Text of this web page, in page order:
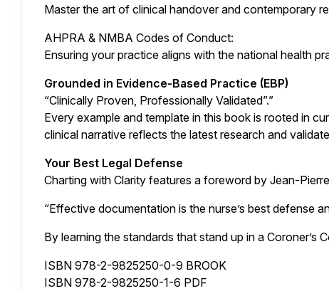
Master the art of clinical handover and contemporary
AHPRA & NMBA Codes of Conduct:
Ensuring your practice aligns with the national health
Grounded in Evidence-Based Practice (EBP)
“Clinically Proven, Professionally Validated”.”
Every example and template in this book is rooted in
clinical narrative reflects the latest research and
Your Best Legal Defense
Charting with Clarity features a foreword by Jean-
“Effective documentation is the nurse’s best defense
By learning the standards that stand up in a
ISBN 978-2-9825250-0-9 BROOK
ISBN 978-2-9825250-1-6 PDF